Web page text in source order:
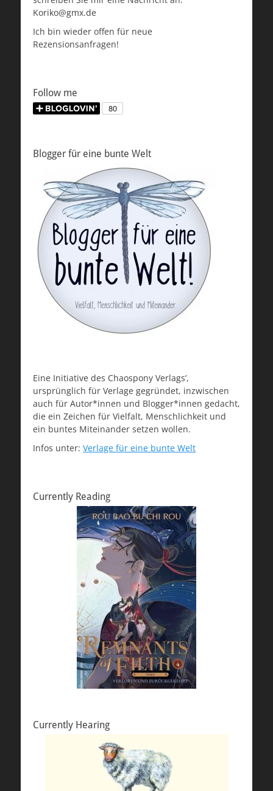
Koriko@gmx.de
Ich bin wieder offen für neue
Rezensionsanfragen!
Follow me
Blogger für eine bunte Welt
Eine Initiative des Chaospony Verlags’,
ursprünglich für Verlage gegründet, inzwischen
auch für Autor*innen und Blogger*innen gedacht,
die ein Zeichen für Vielfalt, Menschlichkeit und
ein buntes Miteinander setzen wollen.
Infos unter: Verlage für eine bunte Welt
Currently Reading
Currently Hearing